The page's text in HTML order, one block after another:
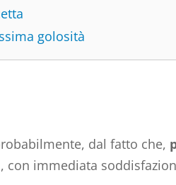
golosità
dal fatto che,
con immediata